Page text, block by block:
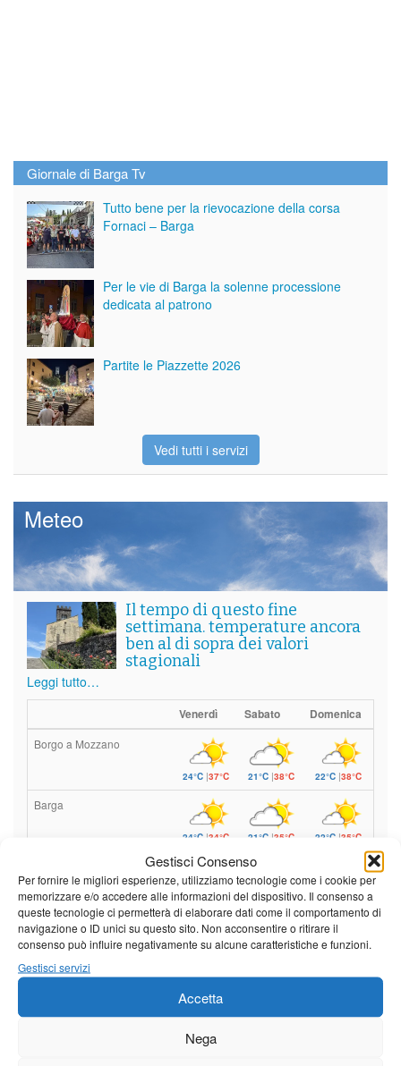
Gestisci Consenso
Per fornire le migliori esperienze, utilizziamo tecnologie come i cookie per
memorizzare e/o accedere alle informazioni del dispositivo. Il consenso a
queste tecnologie ci permetterà di elaborare dati come il comportamento di
navigazione o ID unici su questo sito. Non acconsentire o ritirare il
consenso può influire negativamente su alcune caratteristiche e funzioni.
Gestisci servizi
Accetta
Nega
Giornale di Barga Tv
Tutto bene per la rievocazione della corsa
Fornaci – Barga
Per le vie di Barga la solenne processione
dedicata al patrono
Partite le Piazzette 2026
Vedi tutti i servizi
Meteo
Il tempo di questo fine
settimana. temperature ancora
ben al di sopra dei valori
stagionali
Leggi tutto…
Venerdì Sabato Domenica
Borgo a Mozzano
24°C|37°C 21°C|38°C 22°C |38°C
Barga
24°C|34°C 21°C|35°C 22°C |35°C
Castelnuovo Garfagnana
24°C|34°C 22°C|35°C 22°C|35°C
Previsioni a cura di:
Calendario eventi